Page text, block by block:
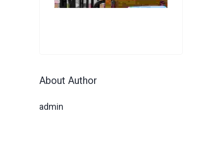
About Author
admin